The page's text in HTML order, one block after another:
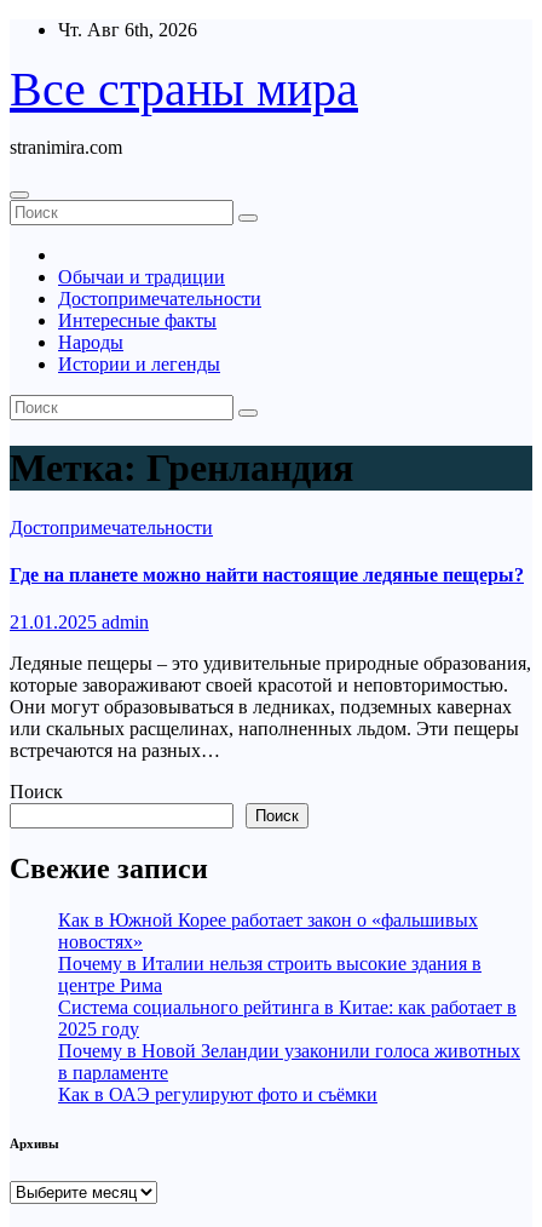
Перейти
содержимому
Чт. Авг 6th, 2026
Все страны мира
stranimira.com
Обычаи и традиции
Достопримечательности
Интересные факты
Народы
Истории и легенды
Метка: Гренландия
Достопримечательности
Где на планете можно найти настоящие ледяные пещеры?
21.01.2025 admin
Ледяные пещеры – это удивительные природные образования,
которые завораживают своей красотой и неповторимостью.
Они могут образовываться в ледниках, подземных кавернах
или скальных расщелинах, наполненных льдом. Эти пещеры
встречаются на разных…
Поиск
Поиск
Свежие записи
Как в Южной Корее работает закон о «фальшивых
новостях»
Почему в Италии нельзя строить высокие здания в
центре Рима
Система социального рейтинга в Китае: как работает в
2025 году
Почему в Новой Зеландии узаконили голоса животных
в парламенте
Как в ОАЭ регулируют фото и съёмки
Архивы
Архивы